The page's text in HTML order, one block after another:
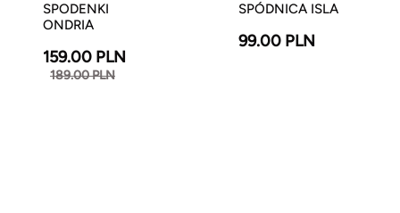
SPODENKI
ONDRIA
159.00 PLN
189.00 PLN
SPÓDNICA ISLA
99.00 PLN